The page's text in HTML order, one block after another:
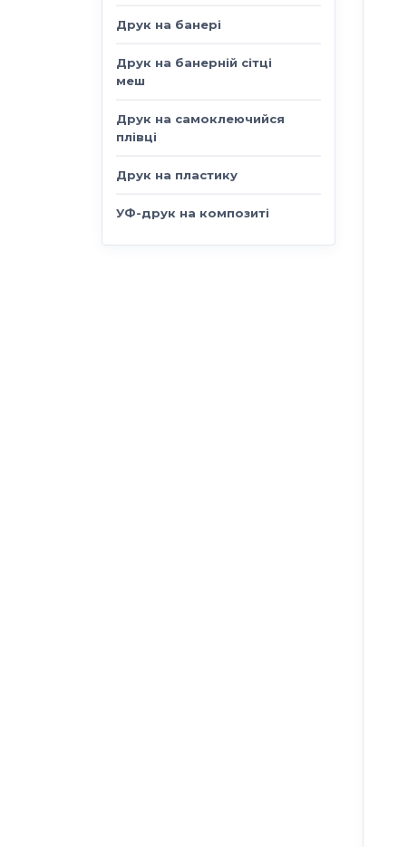
Друк на банері
Друк на банерній сітці
меш
Друк на самоклеючийся
плівці
Друк на пластику
УФ-друк на композиті